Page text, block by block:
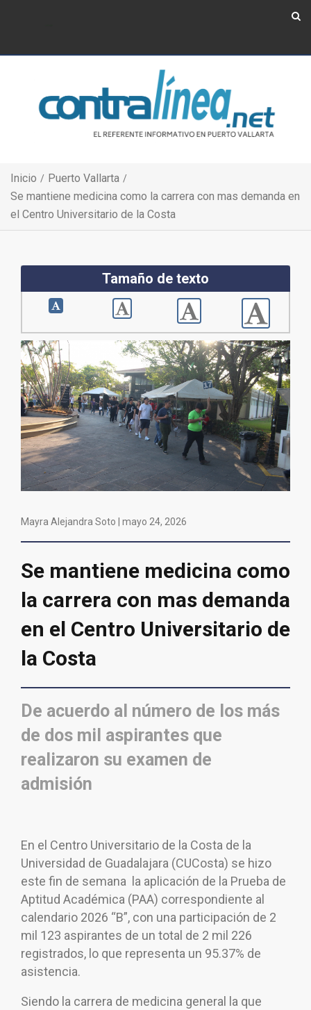
Inicio
Puerto Vallarta
Se mantiene medicina como la carrera con mas demanda en
el Centro Universitario de la Costa
Tamaño de texto
Mayra Alejandra Soto | mayo 24, 2026
Se mantiene medicina como
la carrera con mas demanda
en el Centro Universitario de
la Costa
De acuerdo al número de los más
de dos mil aspirantes que
realizaron su examen de
admisión
En el Centro Universitario de la Costa de la
Universidad de Guadalajara (CUCosta) se hizo
este fin de semana la aplicación de la Prueba de
Aptitud Académica (PAA) correspondiente al
calendario 2026 “B”, con una participación de 2
mil 123 aspirantes de un total de 2 mil 226
registrados, lo que representa un 95.37% de
asistencia.
Siendo la carrera de medicina general la que